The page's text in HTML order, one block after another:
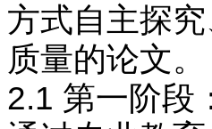
方式自主探
质量的论文。
2.1 第一阶段